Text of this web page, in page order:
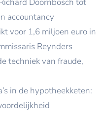
accountancy
voor 1,6 miljoen euro in
Reynders
techniek van fraude,
in de hypotheekketen: